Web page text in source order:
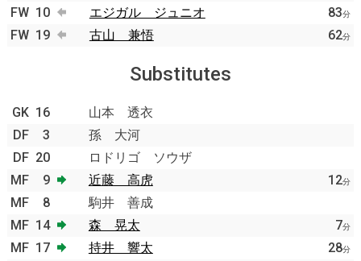
FW 10 エジガル ジュニオ 83分
FW 19 古山 兼悟 62分
Substitutes
GK 16
山本 透衣
DF
3
孫 大河
DF 20
ロドリゴ ソウザ
MF
9 近藤 高虎 12分
MF 8
駒井 善成
MF 14 森 晃太 7分
MF 17 持井 響太 28分